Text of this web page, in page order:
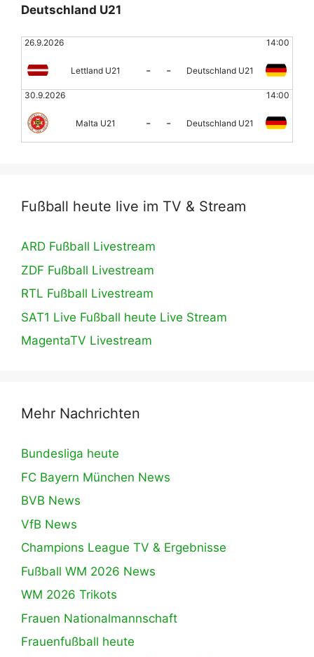
Deutschland U21
26.9.2026 14:00
Lettland U21 - - Deutschland U21
30.9.2026 14:00
Malta U21 - - Deutschland U21
Fußball heute live im TV & Stream
ARD Fußball Livestream
ZDF Fußball Livestream
RTL Fußball Livestream
SAT1 Live Fußball heute Live Stream
MagentaTV Livestream
Mehr Nachrichten
Bundesliga heute
FC Bayern München News
BVB News
VfB News
Champions League TV & Ergebnisse
Fußball WM 2026 News
WM 2026 Trikots
Frauen Nationalmannschaft
Frauenfußball heute